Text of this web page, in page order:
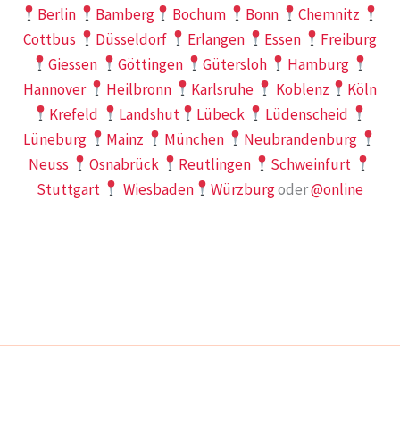
Berlin
Bamberg Bochum Bonn
Chemnitz
Cottbus
Düsseldorf Erlangen Essen
Freiburg
Giessen
Göttingen Gütersloh
Hamburg
Hannover
Heilbronn Karlsruhe Koblenz
Köln
Krefeld
Landshut Lübeck
Lüdenscheid
Lüneburg
Mainz München
Neubrandenburg
Neuss
Osnabrück Reutlingen
Schweinfurt
Stuttgart
Wiesbaden Würzburgoder@online